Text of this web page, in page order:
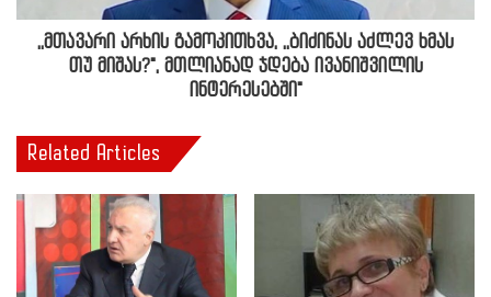
,,მთავარი არხის გამოკითხვა, ,,ბიძინას აძლევ ხმას
თუ მიშას?", მთლიანად ჯდება ივანიშვილის
ინტერესებში"
Related Articles